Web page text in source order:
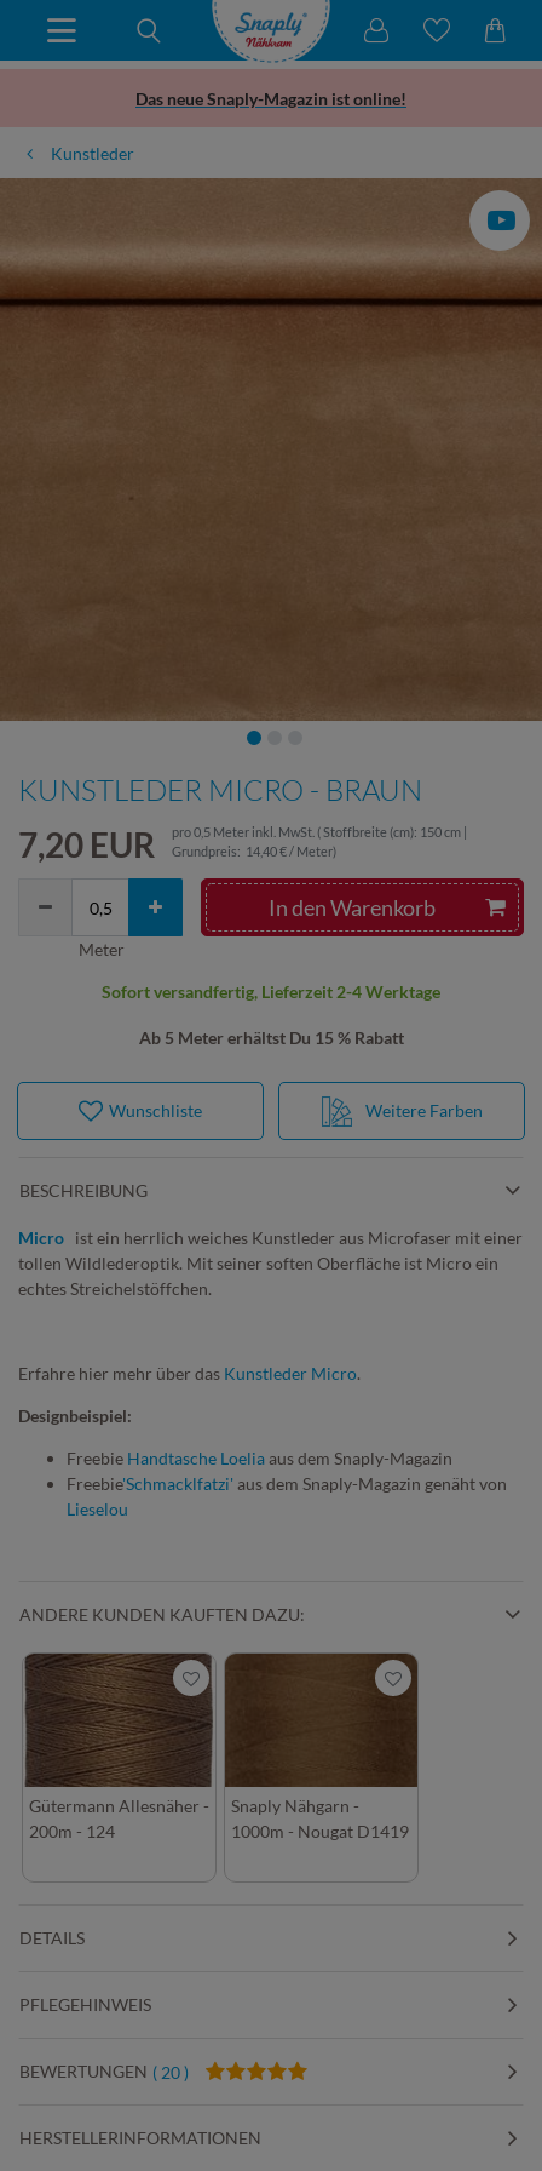
Das neue Snaply-Magazin ist online!
Kunstleder
KUNSTLEDER MICRO - BRAUN
7,20 EUR pro0,5 Meter inkl. MwSt. ( Stoffbreite (cm): 150 cm |
Grundpreis: 14,40 € / Meter)
Ab 5 Meter erhältst Du 15 % Rabatt
In den Warenkorb
Meter
Sofort versandfertig, Lieferzeit 2-4 Werktage
Weitere Farben
Wunschliste
BESCHREIBUNG
Micro ist ein herrlich weiches Kunstleder aus Microfaser mit einer
tollen Wildlederoptik. Mit seiner soften Oberfläche ist Micro ein
echtes Streichelstöffchen.
Erfahre hier mehr über das Kunstleder Micro.
Designbeispiel:
Freebie Handtasche Loeliaaus dem Snaply-Magazin
Freebie'Schmacklfatzi' aus dem Snaply-Magazin genäht von
Lieselou
ANDERE KUNDEN KAUFTEN DAZU:
Gütermann Allesnäher -
200m - 124
Snaply Nähgarn -
1000m - Nougat D1419
DETAILS
PFLEGEHINWEIS
BEWERTUNGEN ( 20 )
HERSTELLERINFORMATIONEN